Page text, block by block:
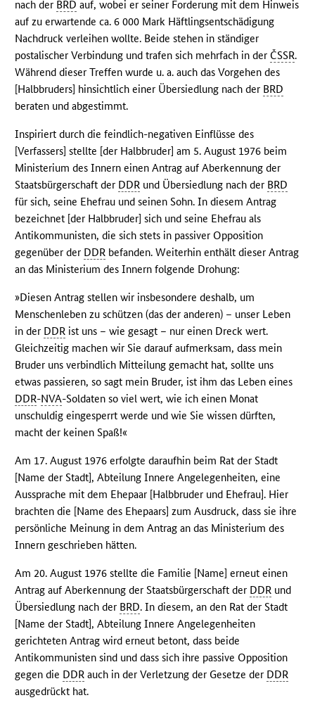
nach der BRD auf, wobei er seiner Forderung mit dem Hinweis
auf zu erwartende ca. 6 000 Mark Häftlingsentschädigung
Nachdruck verleihen wollte. Beide stehen in ständiger
postalischer Verbindung und trafen sich mehrfach in der ČSSR.
Während dieser Treffen wurde u. a. auch das Vorgehen des
[Halbbruders] hinsichtlich einer Übersiedlung nach der BRD
beraten und abgestimmt.
Inspiriert durch die feindlich-negativen Einflüsse des
[Verfassers] stellte [der Halbbruder] am 5. August 1976 beim
Ministerium des Innern einen Antrag auf Aberkennung der
Staatsbürgerschaft der DDR und Übersiedlung nach der BRD
für sich, seine Ehefrau und seinen Sohn. In diesem Antrag
bezeichnet [der Halbbruder] sich und seine Ehefrau als
Antikommunisten, die sich stets in passiver Opposition
gegenüber der DDR befanden. Weiterhin enthält dieser Antrag
an das Ministerium des Innern folgende Drohung:
»Diesen Antrag stellen wir insbesondere deshalb, um
Menschenleben zu schützen (das der anderen) – unser Leben
in der DDR ist uns – wie gesagt – nur einen Dreck wert.
Gleichzeitig machen wir Sie darauf aufmerksam, dass mein
Bruder uns verbindlich Mitteilung gemacht hat, sollte uns
etwas passieren, so sagt mein Bruder, ist ihm das Leben eines
DDR-NVA-Soldaten so viel wert, wie ich einen Monat
unschuldig eingesperrt werde und wie Sie wissen dürften,
macht der keinen Spaß!«
Am 17. August 1976 erfolgte daraufhin beim Rat der Stadt
[Name der Stadt], Abteilung Innere Angelegenheiten, eine
Aussprache mit dem Ehepaar [Halbbruder und Ehefrau]. Hier
brachten die [Name des Ehepaars] zum Ausdruck, dass sie ihre
persönliche Meinung in dem Antrag an das Ministerium des
Innern geschrieben hätten.
Am 20. August 1976 stellte die Familie [Name] erneut einen
Antrag auf Aberkennung der Staatsbürgerschaft der DDR und
Übersiedlung nach der BRD. In diesem, an den Rat der Stadt
[Name der Stadt], Abteilung Innere Angelegenheiten
gerichteten Antrag wird erneut betont, dass beide
Antikommunisten sind und dass sich ihre passive Opposition
gegen die DDR auch in der Verletzung der Gesetze der DDR
ausgedrückt hat.